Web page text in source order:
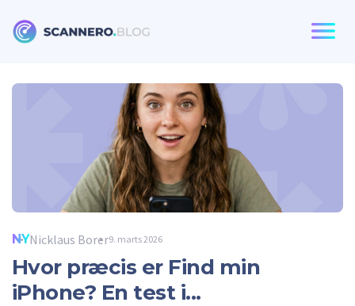
NYNicklaus Borer9. marts 2026
Hvor præcis er Find min
iPhone? En test i...